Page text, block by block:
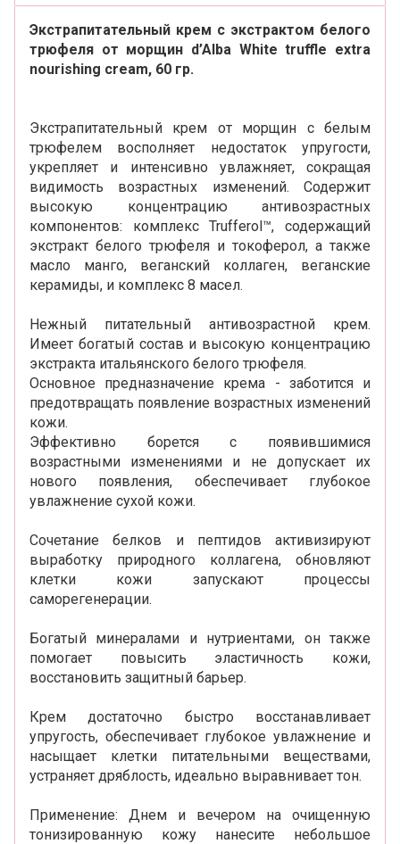
Экстрапитательный крем с экстрактом белого
трюфеля от морщин d’Alba White truffle extra
nourishing cream, 60 гр.
Экстрапитательный крем от морщин с белым
трюфелем восполняет недостаток упругости,
укрепляет и интенсивно увлажняет, сокращая
видимость возрастных изменений. Содержит
высокую концентрацию антивозрастных
компонентов: комплекс Trufferol™, содержащий
экстракт белого трюфеля и токоферол, а также
масло манго, веганский коллаген, веганские
керамиды, и комплекс 8 масел.
Нежный питательный антивозрастной крем.
Имеет богатый состав и высокую концентрацию
экстракта итальянского белого трюфеля.
Основное предназначение крема - заботится и
предотвращать появление возрастных изменений
кожи.
Эффективно борется с появившимися
возрастными изменениями и не допускает их
нового появления, обеспечивает глубокое
увлажнение сухой кожи.
Сочетание белков и пептидов активизируют
выработку природного коллагена, обновляют
клетки кожи запускают процессы
саморегенерации.
Богатый минералами и нутриентами, он также
помогает повысить эластичность кожи,
восстановить защитный барьер.
Крем достаточно быстро восстанавливает
упругость, обеспечивает глубокое увлажнение и
насыщает клетки питательными веществами,
устраняет дряблость, идеально выравнивает тон.
Применение: Днем и вечером на очищенную
тонизированную кожу нанесите небольшое